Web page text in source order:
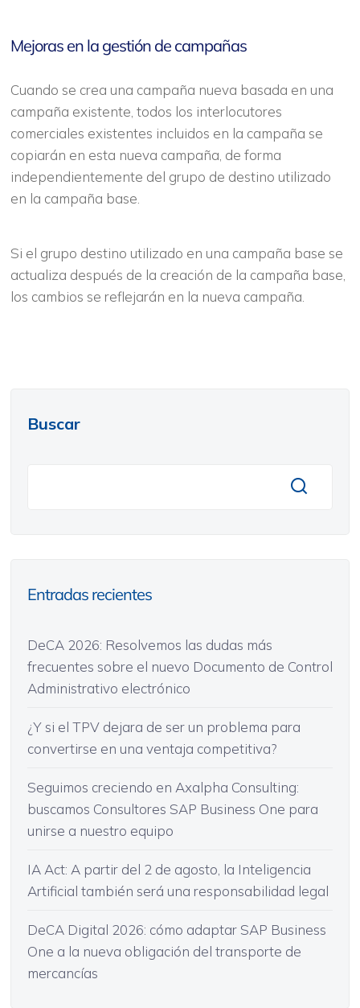
Mejoras en la gestión de campañas
Cuando se crea una campaña nueva basada en una
campaña existente, todos los interlocutores
comerciales existentes incluidos en la campaña se
copiarán en esta nueva campaña, de forma
independientemente del grupo de destino utilizado
en la campaña base.
Si el grupo destino utilizado en una campaña base se
actualiza después de la creación de la campaña base,
los cambios se reflejarán en la nueva campaña.
Buscar
Entradas recientes
DeCA 2026: Resolvemos las dudas más
frecuentes sobre el nuevo Documento de Control
Administrativo electrónico
¿Y si el TPV dejara de ser un problema para
convertirse en una ventaja competitiva?
Seguimos creciendo en Axalpha Consulting:
buscamos Consultores SAP Business One para
unirse a nuestro equipo
IA Act: A partir del 2 de agosto, la Inteligencia
Artificial también será una responsabilidad legal
DeCA Digital 2026: cómo adaptar SAP Business
One a la nueva obligación del transporte de
mercancías